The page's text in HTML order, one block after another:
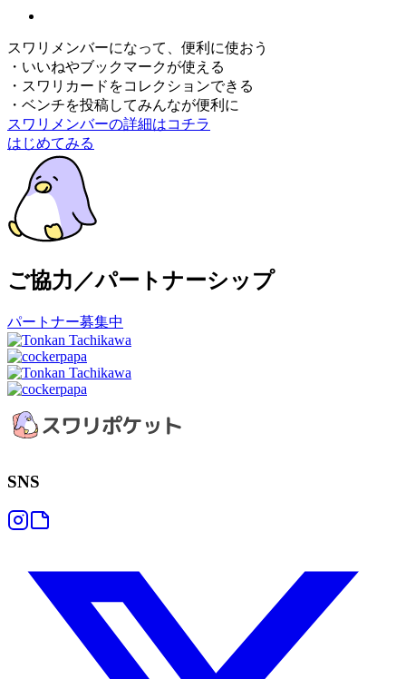
スワリメンバーになって、便利に使おう
・ いいねやブックマークが使える
・ スワリカードをコレクションできる
・ ベンチを投稿してみんなが便利に
スワリメンバーの詳細はコチラ
はじめてみる
ご協力／パートナーシップ
パートナー募集中
SNS